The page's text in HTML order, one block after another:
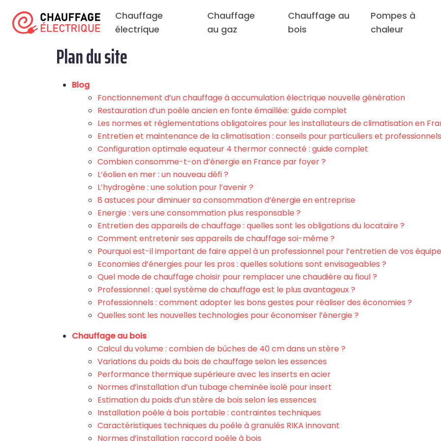
Chauffage
électrique
Chauffage
au gaz
Chauffage au
bois
Pompes à
chaleur
Plan du site
Blog
Fonctionnement d’un chauffage à accumulation électrique nouvelle génération
Restauration d’un poêle ancien en fonte émaillée: guide complet
Les normes et réglementations obligatoires pour les installateurs de climatisation en
Entretien et maintenance de la climatisation : conseils pour particuliers et professionnels
Configuration optimale equateur 4 thermor connecté : guide complet
Combien consomme-t-on d’énergie en France par foyer ?
L’éolien en mer : un nouveau défi ?
L’hydrogène : une solution pour l’avenir ?
8 astuces pour diminuer sa consommation d’énergie en entreprise
Energie : vers une consommation plus responsable ?
Entretien des appareils de chauffage : quelles sont les obligations du locataire ?
Comment entretenir ses appareils de chauffage soi-même ?
Pourquoi est-il important de faire appel à un professionnel pour l’entretien de vos
Economies d’énergies pour les pros : quelles solutions sont envisageables ?
Quel mode de chauffage choisir pour remplacer une chaudière au fioul ?
Professionnel : quel système de chauffage est le plus avantageux ?
Professionnels : comment adopter les bons gestes pour réaliser des économies ?
Quelles sont les nouvelles technologies pour économiser l’énergie ?
Chauffage au bois
Calcul du volume : combien de bûches de 40 cm dans un stère ?
Variations du poids du bois de chauffage selon les essences
Performance thermique supérieure avec les inserts en acier
Normes d’installation d’un tubage cheminée isolé pour insert
Estimation du poids d’un stère de bois selon les essences
Installation poêle à bois portable : contraintes techniques
Caractéristiques techniques du poêle à granulés RIKA innovant
Normes d’installation raccord poêle à bois